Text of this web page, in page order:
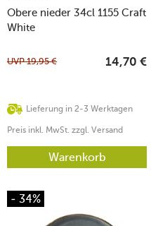
Obere nieder 34cl 1155 Craft
White
Lieferung in 2-3 Werktagen
UVP19,95 € 14,70 €
Preis inkl. MwSt. zzgl. Versand
Warenkorb
- 34%